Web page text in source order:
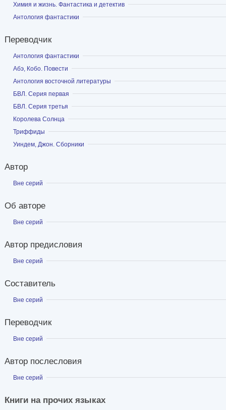
Показать
Химия и жизнь. Фантастика и детектив
Показать
Антология фантастики
Переводчик
Показать
Антология фантастики
Показать
Абэ, Кобо. Повести
Показать
Антология восточной литературы
Показать
БВЛ. Серия первая
Показать
БВЛ. Серия третья
Показать
Королева Солнца
Показать
Триффиды
Показать
Уиндем, Джон. Сборники
Автор
Показать
Вне серий
Об авторе
Показать
Вне серий
Автор предисловия
Показать
Вне серий
Составитель
Показать
Вне серий
Переводчик
Показать
Вне серий
Автор послесловия
Показать
Вне серий
Книги на прочих языках